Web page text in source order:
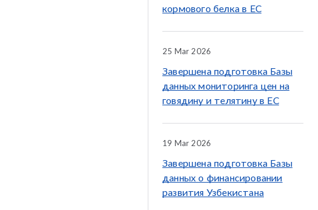
кормового белка в ЕС
25 Mar 2026
Завершена подготовка Базы
данных мониторинга цен на
говядину и телятину в ЕС
19 Mar 2026
Завершена подготовка Базы
данных о финансировании
развития Узбекистана